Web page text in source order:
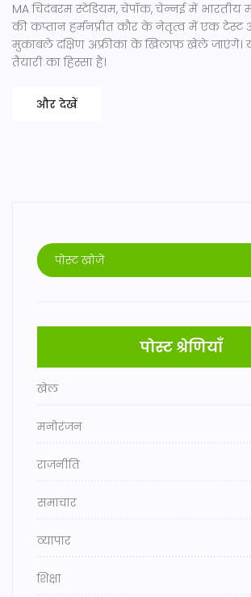
MA चिदंबरम स्टेडियम, चेपॉक, चेन्नई में भारतीय
की कप्तान हर्मनप्रीत कौर के नेतृत्व में एक टेस्ट
मुकाबले दक्षिण अफ्रीका के खिलाफ खेले जाएंगे।
तैयारी का हिस्सा है।
और देखें
पोस्ट श्रेणियाँ
खेल
मनोरंजन
राजनीति
समाचार
व्यापार
शिक्षा